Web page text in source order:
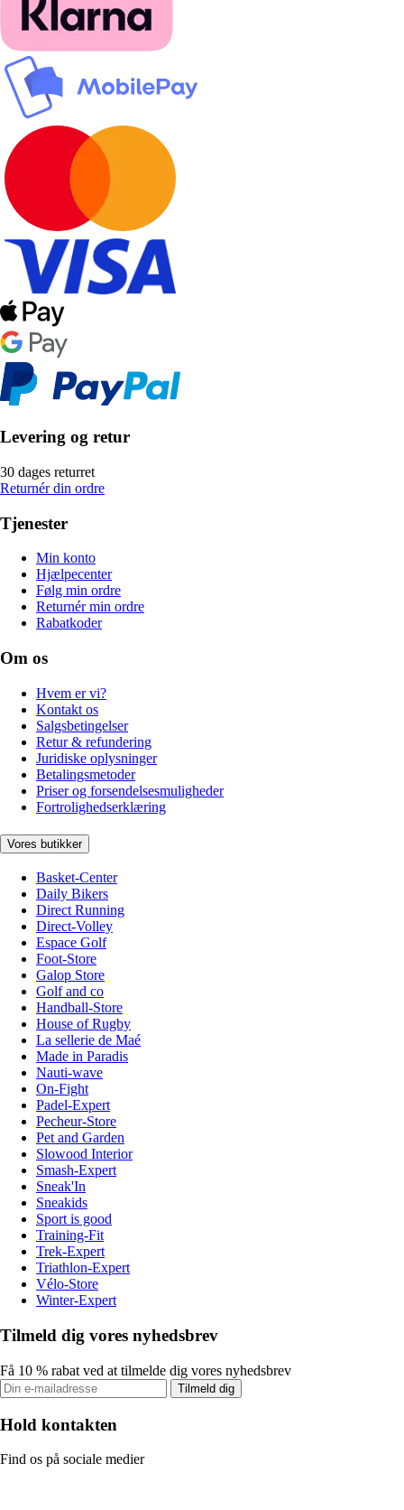
Levering og retur
30 dages returret
Returnér din ordre
Tjenester
Min konto
Hjælpecenter
Følg min ordre
Returnér min ordre
Rabatkoder
Om os
Hvem er vi?
Kontakt os
Salgsbetingelser
Retur & refundering
Juridiske oplysninger
Betalingsmetoder
Priser og forsendelsesmuligheder
Fortrolighedserklæring
Vores butikker
Basket-Center
Daily Bikers
Direct Running
Direct-Volley
Espace Golf
Foot-Store
Galop Store
Golf and co
Handball-Store
House of Rugby
La sellerie de Maé
Made in Paradis
Nauti-wave
On-Fight
Padel-Expert
Pecheur-Store
Pet and Garden
Slowood Interior
Smash-Expert
Sneak'In
Sneakids
Sport is good
Training-Fit
Trek-Expert
Triathlon-Expert
Vélo-Store
Winter-Expert
Tilmeld dig vores nyhedsbrev
Få 10 % rabat ved at tilmelde dig vores nyhedsbrev
Tilmeld dig
Hold kontakten
Find os på sociale medier